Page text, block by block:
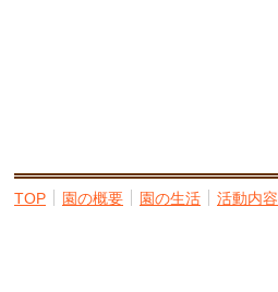
TOP 園の概要 園の生活 活動内容